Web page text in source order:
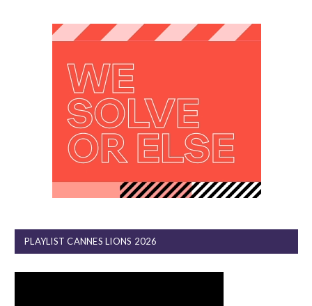
PLAYLIST CANNES LIONS 2026